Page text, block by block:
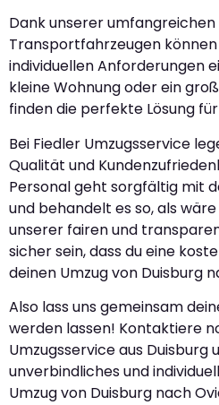
Dank unserer
Transportfahrzeugen
individuellen Anforderungen
kleine Wohnung oder ein
finden die perfekte Lösung
Bei Fiedler Umzugsservice
Qualität und
Personal geht sorgfältig mit
und behandelt es so, als
unserer fairen und
sicher sein, dass du eine
deinen Umzug von Duisburg
Also lass uns gemeinsam
werden lassen! Kontaktiere
Umzugsservice aus Duisburg
unverbindliches und
Umzug von Duisburg nach